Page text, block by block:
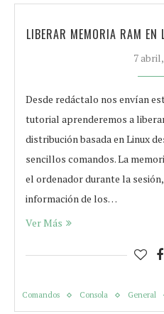
LIBERAR MEMORIA RAM EN
7
Desde redáctalo nos envían
tutorial aprenderemos a
distribución basada en Linux
sencillos comandos. La
el ordenador durante la
información de los…
Ver Más
Comandos Consola General